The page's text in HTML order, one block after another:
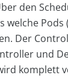
den
welche
Der
und
komplett